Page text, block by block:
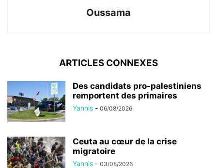
Oussama
ARTICLES CONNEXES
Des candidats pro-palestiniens
remportent des primaires
Yannis - 06/08/2026
Ceuta au cœur de la crise
migratoire
Yannis - 03/08/2026